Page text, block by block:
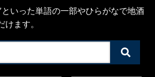
といった単語の一部やひらがなで地酒
けます。
検
索